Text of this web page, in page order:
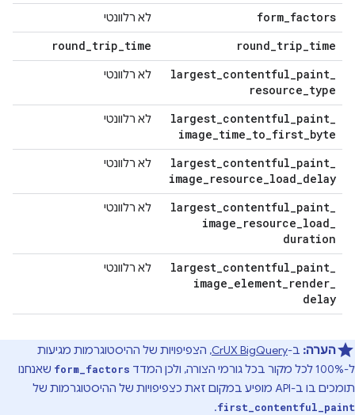
form_factors לא רלוונטי
round_trip_time
round_trip_time
largest_contentful_paint_
resource_type
לא רלוונטי
largest_contentful_paint_
image_time_to_first_byte
לא רלוונטי
largest_contentful_paint_
image_resource_load_delay
לא רלוונטי
largest_contentful_paint_
image_resource_load_
duration
לא רלוונטי
largest_contentful_paint_
image_element_render_
delay
לא רלוונטי
הערה: ב-CrUX BigQuery, הצפיפויות של ההיסטוגרמות מגיעות
ל-100% לכל מקור בכל גורמי הצורה, ולכן המדד
form_factors שאנחנו
תומכים בו ב-API מופיע במקום זאת כצפיפויות של ההיסטוגרמות של
first_contentful_paint
.